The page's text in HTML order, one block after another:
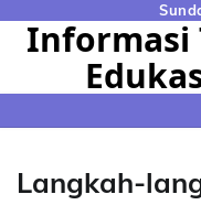
Informasi
Langkah-